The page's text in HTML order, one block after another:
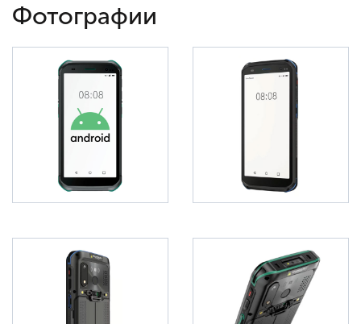
Фотографии